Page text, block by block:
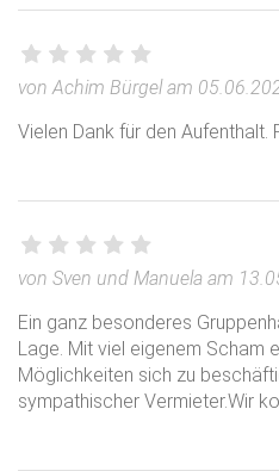
von Achim Bürgel am
Vielen Dank für den
von Sven und Manuela am
Ein ganz besonderes
Lage. Mit viel eigenem Scham
Möglichkeiten sich zu
sympathischer Vermieter.Wir